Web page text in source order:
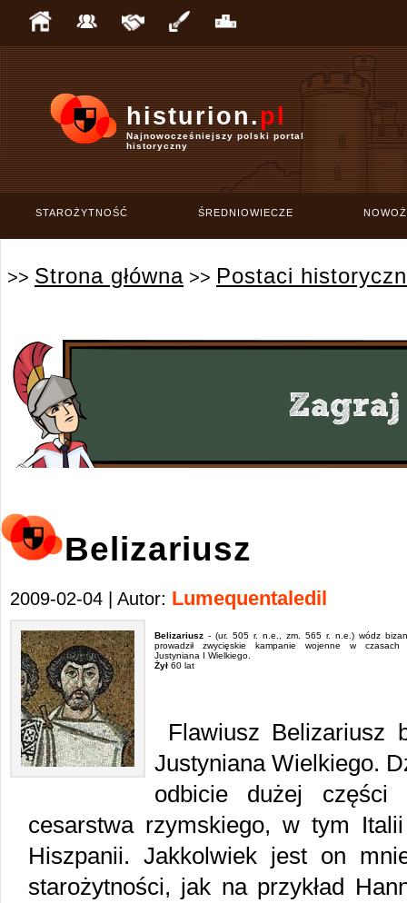
histurion.pl
Najnowocześniejszy polski portal
historyczny
STAROŻYTNOŚĆ ŚREDNIOWIECZE
>> Strona główna >> Postaci
Belizariusz
2009-02-04 | Autor: Lumequentaledil
Belizariusz - (ur. 505 r. n.e., zm. 565 r. n.e.) wódz
prowadził zwycięskie kampanie wojenne w czasach
Justyniana I Wielkiego.
Żył 60 lat
Flawiusz Belizariusz
Justyniana Wielkiego.
odbicie dużej części
cesarstwa rzymskiego, w tym
Hiszpanii. Jakkolwiek jest on
starożytności, jak na przykład